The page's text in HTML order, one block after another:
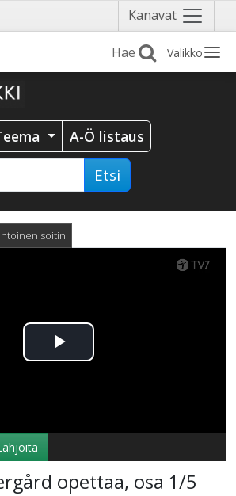
Kanavat Näytä
valikko
Valikko
A-Ö listaus
Etsi
soitin
Toista
opettaa, osa 1/5